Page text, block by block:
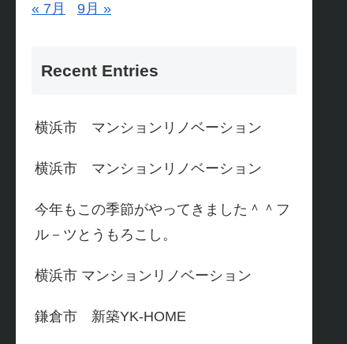
« 7月 9月 »
Recent Entries
横浜市 マンションリノベーション
横浜市 マンションリノベーション
今年もこの季節がやってきました＾＾フ
ル－ツとうもろこし。
横浜市 マンションリノベーション
鎌倉市 新築YK-HOME